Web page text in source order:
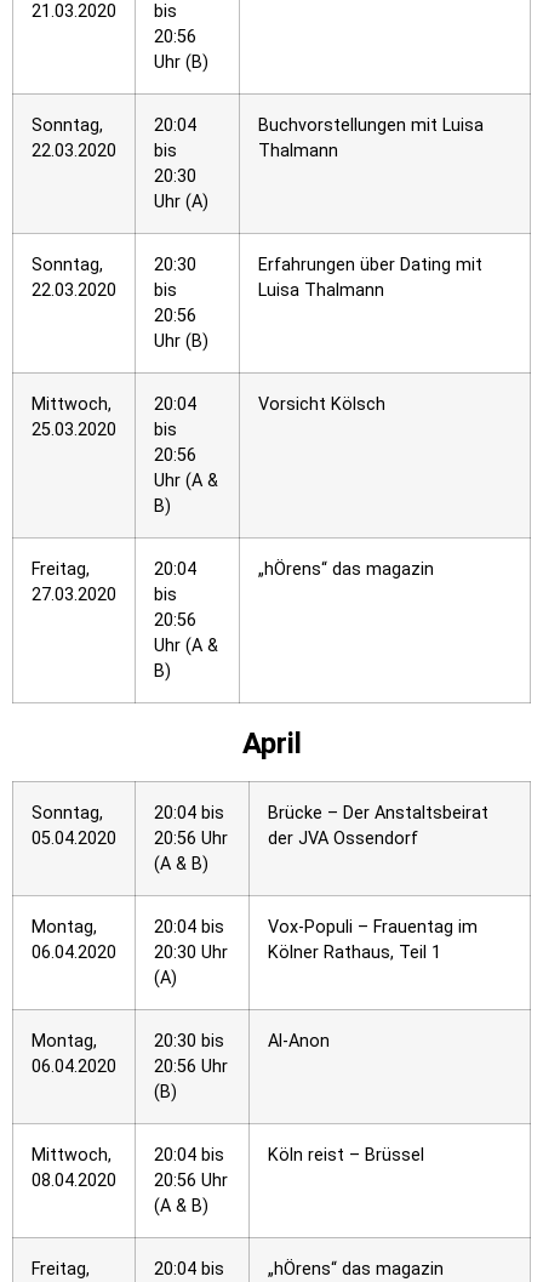
21.03.2020
bis
20:56
Uhr (B)
Sonntag,
22.03.2020
20:04
bis
20:30
Uhr (A)
Buchvorstellungen mit Luisa
Thalmann
Sonntag,
22.03.2020
20:30
bis
20:56
Uhr (B)
Erfahrungen über Dating mit
Luisa Thalmann
Mittwoch,
25.03.2020
20:04
bis
20:56
Uhr (A &
B)
Vorsicht Kölsch
Freitag,
27.03.2020
20:04
bis
20:56
Uhr (A &
B)
„hÖrens“ das magazin
April
Sonntag,
05.04.2020
20:04 bis
20:56 Uhr
(A & B)
Brücke – Der Anstaltsbeirat
der JVA Ossendorf
Montag,
06.04.2020
20:04 bis
20:30 Uhr
(A)
Vox-Populi – Frauentag im
Kölner Rathaus, Teil 1
Montag,
06.04.2020
20:30 bis
20:56 Uhr
(B)
Al-Anon
Mittwoch,
08.04.2020
20:04 bis
20:56 Uhr
(A & B)
Köln reist – Brüssel
Freitag,
20:04 bis
„hÖrens“ das magazin